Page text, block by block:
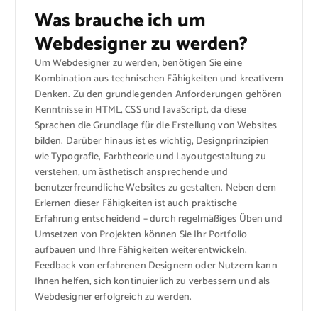
Was brauche ich um
Webdesigner zu werden?
Um Webdesigner zu werden, benötigen Sie eine
Kombination aus technischen Fähigkeiten und kreativem
Denken. Zu den grundlegenden Anforderungen gehören
Kenntnisse in HTML, CSS und JavaScript, da diese
Sprachen die Grundlage für die Erstellung von Websites
bilden. Darüber hinaus ist es wichtig, Designprinzipien
wie Typografie, Farbtheorie und Layoutgestaltung zu
verstehen, um ästhetisch ansprechende und
benutzerfreundliche Websites zu gestalten. Neben dem
Erlernen dieser Fähigkeiten ist auch praktische
Erfahrung entscheidend – durch regelmäßiges Üben und
Umsetzen von Projekten können Sie Ihr Portfolio
aufbauen und Ihre Fähigkeiten weiterentwickeln.
Feedback von erfahrenen Designern oder Nutzern kann
Ihnen helfen, sich kontinuierlich zu verbessern und als
Webdesigner erfolgreich zu werden.